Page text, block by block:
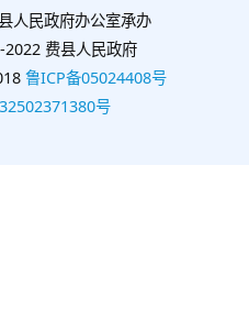
人民政府办公室承办
费县人民政府
鲁ICP备05024408号
号